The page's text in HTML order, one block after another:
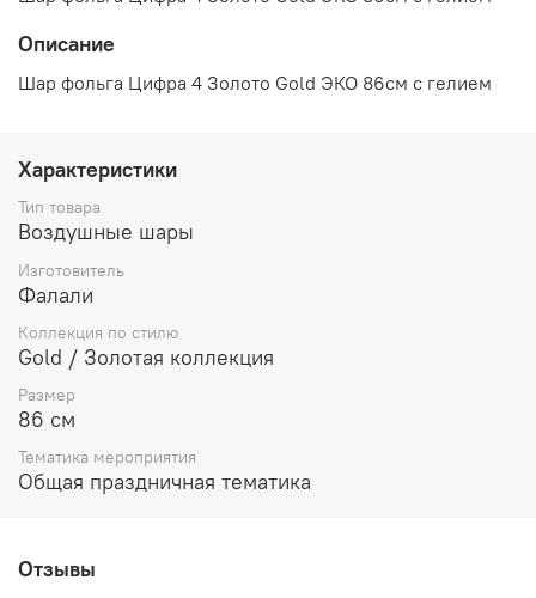
Описание
Шар фольга Цифра 4 Золото Gold ЭКО 86см с гелием
Характеристики
Тип товара
Воздушные шары
Изготовитель
Фалали
Коллекция по стилю
Gold / Золотая коллекция
Размер
86 см
Тематика мероприятия
Общая праздничная тематика
Отзывы